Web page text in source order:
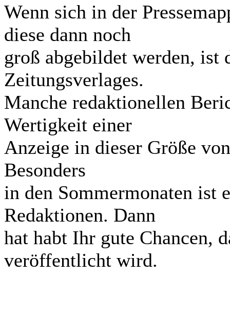
Wenn sich in der
diese dann noch
groß abgebildet werden, ist
Zeitungsverlages.
Manche redaktionellen
Wertigkeit einer
Anzeige in dieser Größe
Besonders
in den Sommermonaten ist
Redaktionen. Dann
hat habt Ihr gute Chancen,
veröffentlicht wird.